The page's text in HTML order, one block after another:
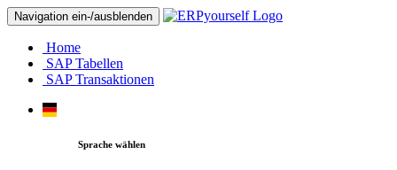
Navigation ein-/ausblenden
Home
SAP Tabellen
SAP Transaktionen
Sprache wählen